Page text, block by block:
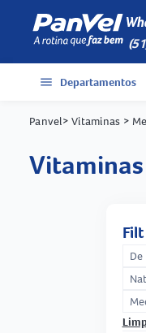
menu Departamentos
Panvel> Vitaminas >
vitaminas
De